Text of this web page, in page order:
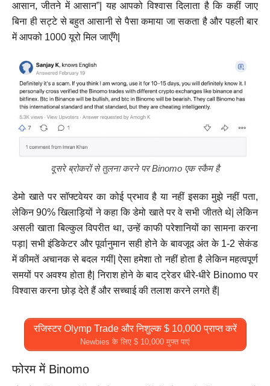
आसान, जीतने में आसान”| यह आपको विश्वास दिलाता है कि कहीं जाए
बिना ही सट्टे से बहुत आसानी से पैसा कमाया जा सकता है और पहली बार
में आपको 1000 यूरो मिल जाएँगे|
दूसरे ब्रोकरों से तुलना करने पर Binomo एक स्कैम है
डेमो खाते पर सॉफ्टवेयर का कोई प्रभाव है या नहीं इसका मुझे नहीं पता,
लेकिन 90% खिलाड़ियों ने कहा कि डेमो खाते पर वे सभी जीतते थे| लेकिन
असली खाता बिल्कुल विपरीत था, उन्हें काफी परेशानियों का सामना करना
पड़ा| सभी इंडिकेटर और पूर्वानुमान सही होने के बावजूद अंत के 1-2 सेकंड
में कीमतें अचानक से बदल गयीं| ऐसा हमेशा तो नहीं होता है लेकिन महत्वपूर्ण
समयों पर अवश्य होता है| निराश होने के बाद ट्रेडर धीरे-धीरे Binomo पर
विश्वास करना छोड़ देते हैं और सच्चाई की तलाश करने लगते हैं|
रजिस्टर Olymp Trade और निशुल्क $ 10,000 प्राप्त करें
Newbies के लिए $ 10,000 मुफ्त पाएं
फोरम में Binomo